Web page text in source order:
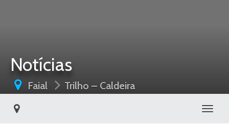
Notícias
Faial Trilho – Caldeira